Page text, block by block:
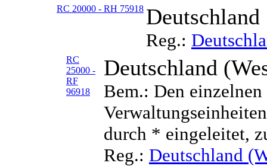
RC 20000 - RH 75918 Deutschland
Reg.:
RC
25000 -
RF
96918
Deutschland
Bem.: Den
durch * eingeleitet,
Reg.: Deutschland